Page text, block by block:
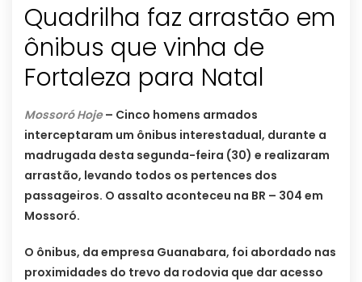
Quadrilha faz arrastão em
ônibus que vinha de
Fortaleza para Natal
Mossoró Hoje– Cinco homens armados
interceptaram um ônibus interestadual, durante a
madrugada desta segunda-feira (30) e realizaram
arrastão, levando todos os pertences dos
passageiros. O assalto aconteceu na BR – 304 em
Mossoró.
O ônibus, da empresa Guanabara, foi abordado nas
proximidades do trevo da rodovia que dar acesso